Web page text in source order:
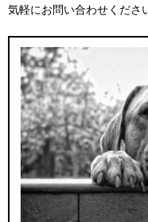
気軽にお問い合わせくださ